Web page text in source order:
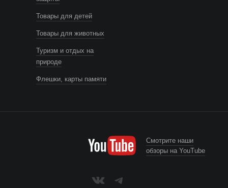
Товары для детей
Товары для животных
Туризм и отдых на
природе
Флешки, карты памяти
Смотрите наши
обзоры на YouTube